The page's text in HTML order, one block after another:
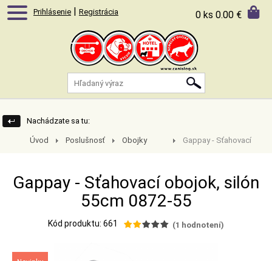
Prihlásenie | Registrácia 0 ks 0.00 €
Nachádzate sa tu:
Úvod Poslušnosť
Obojky
Gappay - Sťahovací
Gappay - Sťahovací obojok, silón
55cm 0872-55
Kód produktu: 661 (1 hodnotení)